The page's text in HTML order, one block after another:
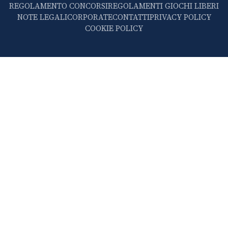
REGOLAMENTO CONCORSIREGOLAMENTI GIOCHI LIBERI
NOTE LEGALICORPORATECONTATTIPRIVACY POLICY
COOKIE POLICY